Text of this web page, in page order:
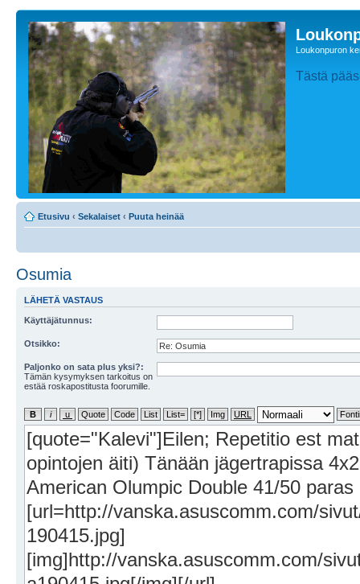
Loukonpuron
Tästä
Etusivu ‹ Sekalaiset ‹ Puuta heinää
Osumia
LÄHETÄ VASTAUS
Käyttäjätunnus:
Otsikko:
Paljonko on sata plus yksi?:
Tämän kysymyksen tarkoitus on
estää roskapostitusta foorumille.